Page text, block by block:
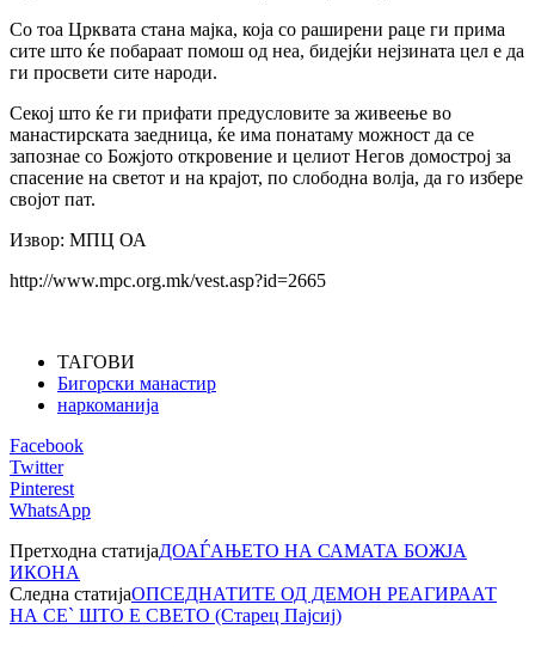
Со тоа Црквата стана мајка, која со раширени раце ги прима
сите што ќе побараат помош од неа, бидејќи нејзината цел е да
ги просвети сите народи.
Секој што ќе ги прифати предусловите за живеење во
манастирската заедница, ќе има понатаму можност да се
запознае со Божјото откровение и целиот Негов домострој за
спасение на светот и на крајот, по слободна волја, да го избере
својот пат.
Извор: МПЦ ОА
http://www.mpc.org.mk/vest.asp?id=2665
ТАГОВИ
Бигорски манастир
наркоманија
Facebook
Twitter
Pinterest
WhatsApp
Претходна статијаДОАЃАЊЕТО НА САМАТА БОЖЈА
ИКОНА
Следна статијаОПСЕДНАТИТЕ ОД ДЕМОН РЕАГИРААТ
НА СЕ` ШТО Е СВЕТО (Старец Пајсиј)